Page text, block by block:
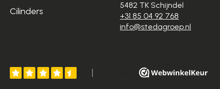
Cilinders
5482 TK Schijndel
+31 85 04 92 768
info@stedagroep.nl